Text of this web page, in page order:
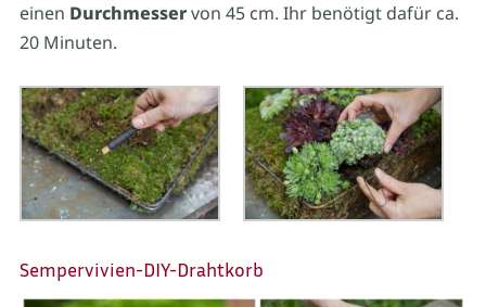
einen Durchmesservon 45 cm. Ihr benötigt dafür ca.
20 Minuten.
Sempervivien-DIY-Drahtkorb